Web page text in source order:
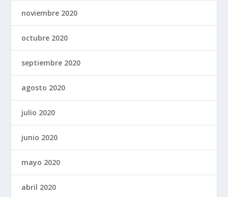
noviembre 2020
octubre 2020
septiembre 2020
agosto 2020
julio 2020
junio 2020
mayo 2020
abril 2020